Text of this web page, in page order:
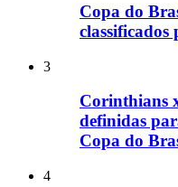
Copa do
classificados
3
Corinthians
definidas
Copa do
4